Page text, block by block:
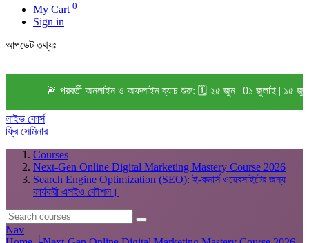
My Cart 0
Sign in
আপডেট তথ্যঃ
🚨 পরবর্তী অনলাইন ও অফলাইন ব্যাচ শুরু: 🗓️ ২৫ জুন | 0১ জুলাই | ১৫ জুলাই
লাইভ কোর্স
ফ্রি সেমিনার
Courses
Next-Gen Online Digital Marketing Mastery Course 2026
Search Engine Optimization (SEO): ই-কমার্স ওয়েবসাইটের জন্য
কার্যকরী এসইও কৌশল।
Nav